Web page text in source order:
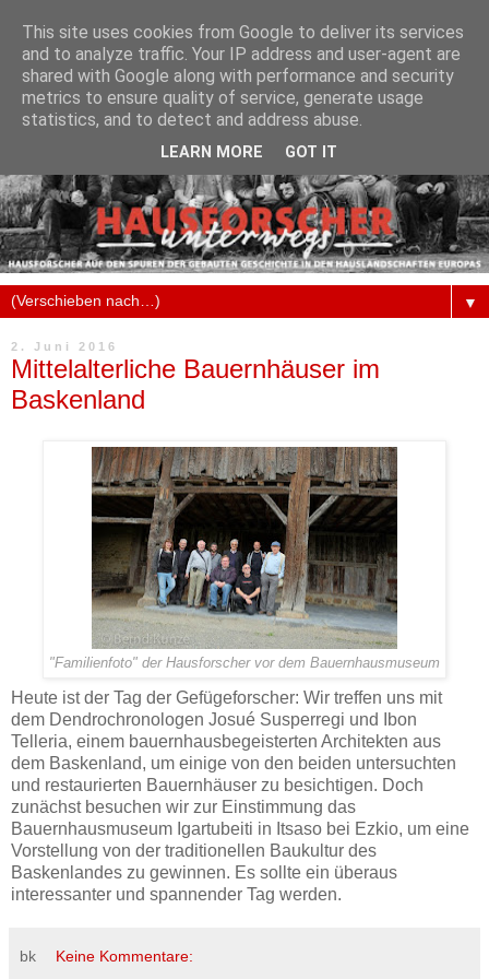
▼
2. Juni 2016
Mittelalterliche Bauernhäuser im
Baskenland
"Familienfoto" der Hausforscher vor dem Bauernhausmuseum
Heute ist der Tag der Gefügeforscher: Wir treffen uns mit
dem Dendrochronologen Josué Susperregi und Ibon
Telleria, einem bauernhausbegeisterten Architekten aus
dem Baskenland, um einige von den beiden untersuchten
und restaurierten Bauernhäuser zu besichtigen. Doch
zunächst besuchen wir zur Einstimmung das
Bauernhausmuseum Igartubeiti in Itsaso bei Ezkio, um eine
Vorstellung von der traditionellen Baukultur des
Baskenlandes zu gewinnen. Es sollte ein überaus
interessanter und spannender Tag werden.
bk Keine Kommentare:
This site uses cookies from Google to deliver its services
and to analyze traffic. Your IP address and user-agent are
shared with Google along with performance and security
metrics to ensure quality of service, generate usage
statistics, and to detect and address abuse.
LEARN MORE GOT IT